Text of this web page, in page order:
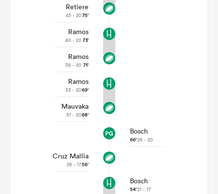
Retiere
45 - 2075'
Ramos
40 - 20 73'
Ramos
38 - 20 71'
Ramos
33 - 2069'
Mauvaka
31 - 2068'
Bosch
66'26 - 20
Cruz Mallia
26 - 1756'
Bosch
54'21 - 17